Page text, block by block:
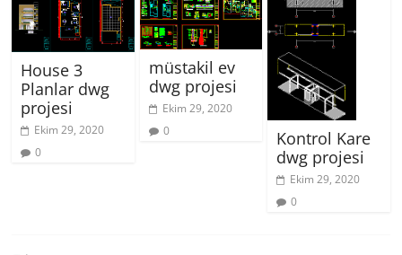
House 3
Planlar dwg
projesi
Ekim 29, 2020
0
müstakil ev
dwg projesi
Ekim 29, 2020
0
Kontrol Kare
dwg projesi
Ekim 29, 2020
0